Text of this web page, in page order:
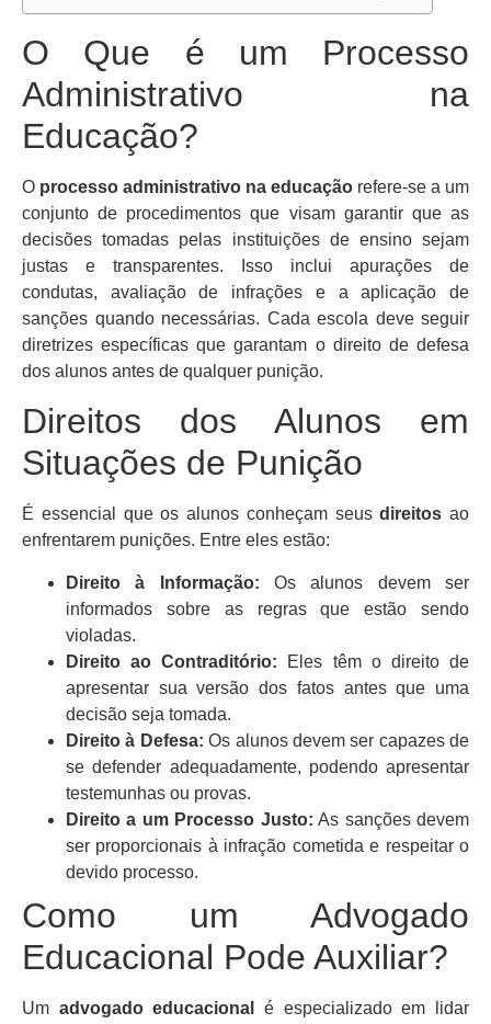
O Que é um Processo
Administrativo na
Educação?
O processo administrativo na educação refere-se a um
conjunto de procedimentos que visam garantir que as
decisões tomadas pelas instituições de ensino sejam
justas e transparentes. Isso inclui apurações de
condutas, avaliação de infrações e a aplicação de
sanções quando necessárias. Cada escola deve seguir
diretrizes específicas que garantam o direito de defesa
dos alunos antes de qualquer punição.
Direitos dos Alunos em
Situações de Punição
É essencial que os alunos conheçam seusdireitos ao
enfrentarem punições. Entre eles estão:
Direito à Informação: Os alunos devem ser
informados sobre as regras que estão sendo
violadas.
Direito ao Contraditório: Eles têm o direito de
apresentar sua versão dos fatos antes que uma
decisão seja tomada.
Direito à Defesa: Os alunos devem ser capazes de
se defender adequadamente, podendo apresentar
testemunhas ou provas.
Direito a um Processo Justo: As sanções devem
ser proporcionais à infração cometida e respeitar o
devido processo.
Como um Advogado
Educacional Pode Auxiliar?
Um advogado educacional é especializado em lidar